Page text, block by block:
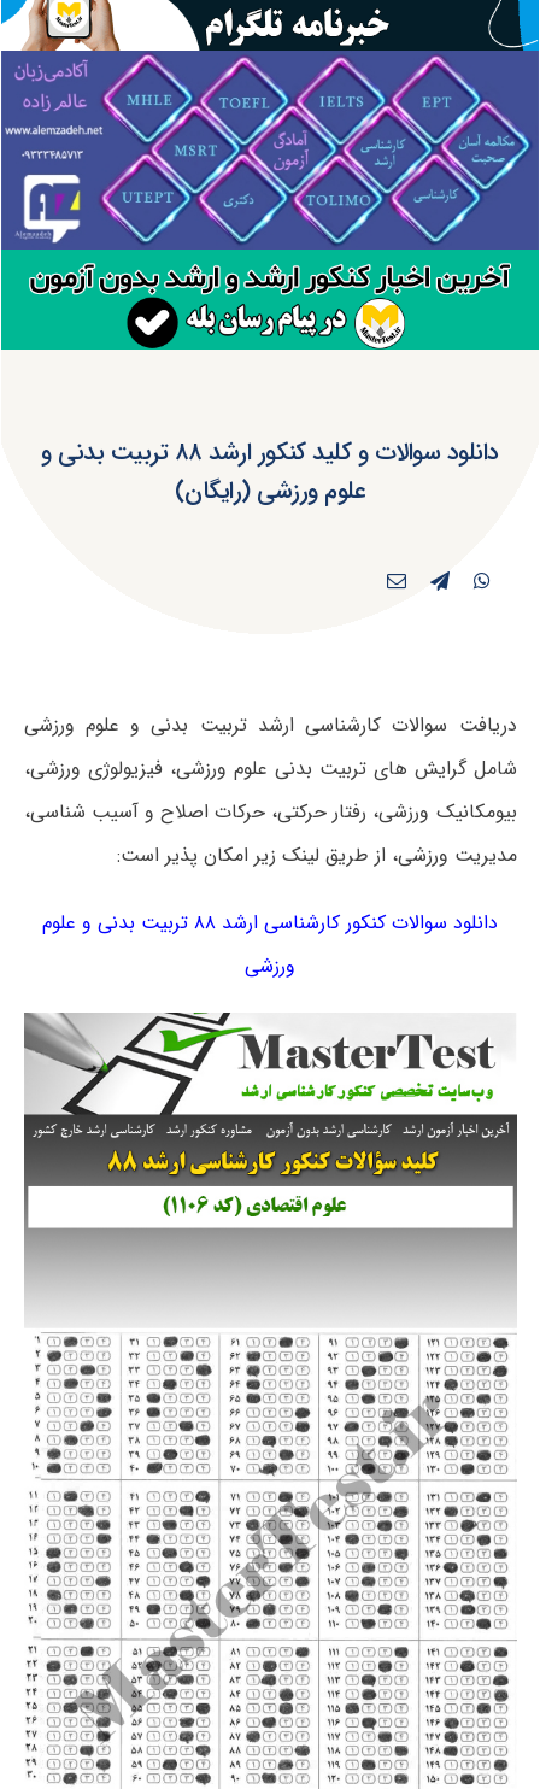
دانلود سوالات و کلید کنکور ارشد ۸۸ تربیت بدنی و
علوم ورزشی (رایگان)
دریافت سوالات کارشناسی ارشد تربیت بدنی و علوم ورزشی
شامل گرایش های تربیت بدنی علوم ورزشی، فیزیولوژی ورزشی،
بیومکانیک ورزشی، رفتار حرکتی، حرکات اصلاح و آسیب شناسی،
مدیریت ورزشی، از طریق لینک زیر امکان پذیر است:
دانلود سوالات کنکور کارشناسی ارشد ۸۸ تربیت بدنی و علوم
ورزشی